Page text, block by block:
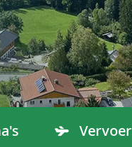
Vervoer